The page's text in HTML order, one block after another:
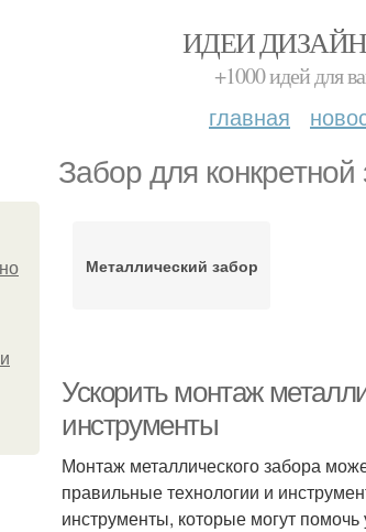
ИДЕИ
+1000 идей для
главная
Забор для конкретной
Металлический забор
Ускорить монтаж
инструменты
Монтаж металлического забора
правильные технологии и
инструменты, которые могут